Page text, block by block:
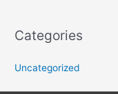
Categories
Uncategorized